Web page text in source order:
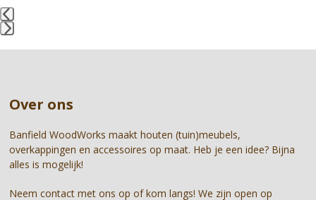
first
slide
Over ons
Banfield WoodWorks maakt houten (tuin)meubels,
overkappingen en accessoires op maat. Heb je een idee? Bijna
alles is mogelijk!
Neem contact met ons op of kom langs! We zijn open op